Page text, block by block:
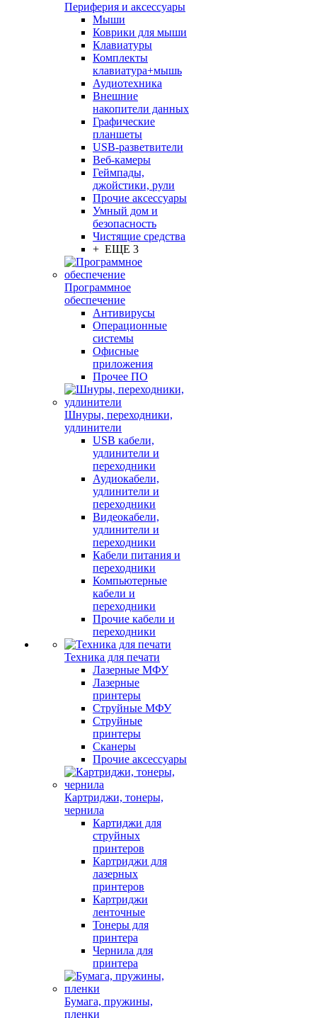
Периферия и аксессуары
Мыши
Коврики для мыши
Клавиатуры
Комплекты
клавиатура+мышь
Аудиотехника
Внешние
накопители данных
Графические
планшеты
USB-разветвители
Веб-камеры
Геймпады,
джойстики, рули
Прочие аксессуары
Умный дом и
безопасность
Чистящие средства
+ ЕЩЕ 3
Программное
обеспечение
Антивирусы
Операционные
системы
Офисные
приложения
Прочее ПО
Шнуры, переходники,
удлинители
USB кабели,
удлинители и
переходники
Аудиокабели,
удлинители и
переходники
Видеокабели,
удлинители и
переходники
Кабели питания и
переходники
Компьютерные
кабели и
переходники
Прочие кабели и
переходники
Техника для печати
Лазерные МФУ
Лазерные
принтеры
Струйные МФУ
Струйные
принтеры
Сканеры
Прочие аксессуары
Картриджи, тонеры,
чернила
Картиджи для
струйных
принтеров
Картриджи для
лазерных
принтеров
Картриджи
ленточные
Тонеры для
принтера
Чернила для
принтера
Бумага, пружины,
пленки